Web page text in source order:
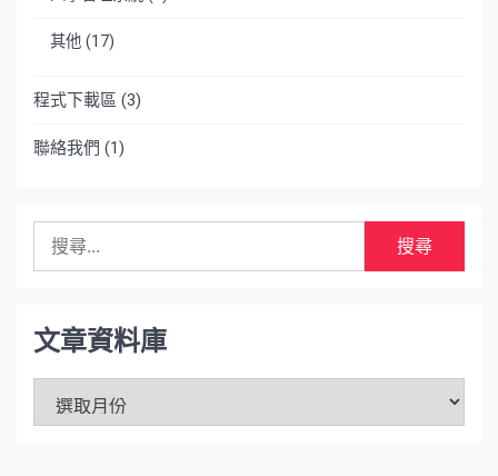
其他 (17)
程式下載區 (3)
聯絡我們 (1)
字:
文章資料庫
資